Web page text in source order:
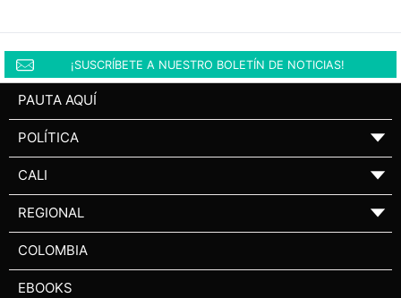
¡SUSCRÍBETE A NUESTRO BOLETÍN DE NOTICIAS!
PAUTA AQUÍ
POLÍTICA ▼
CALI ▼
REGIONAL ▼
COLOMBIA
EBOOKS